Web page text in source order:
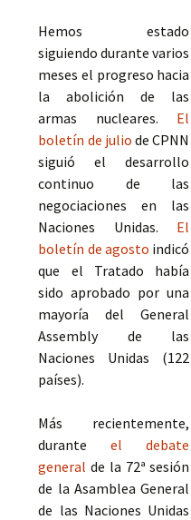
Hemos estado
siguiendo durante varios
meses el progreso hacia
la abolición de las
armas nucleares. El
boletín de juliode CPNN
siguió el desarrollo
continuo de las
negociaciones en las
Naciones Unidas. El
boletín de agosto indicó
que el Tratado había
sido aprobado por una
mayoría del General
Assembly de las
Naciones Unidas (122
países).
Más recientemente,
duranteel debate
generalde la 72ª sesión
de la Asamblea General
de las Naciones Unidas